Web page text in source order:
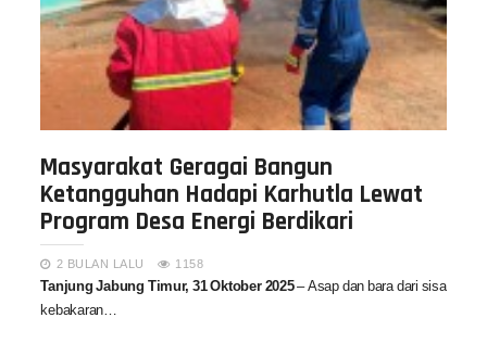
Masyarakat Geragai Bangun
Ketangguhan Hadapi Karhutla Lewat
Program Desa Energi Berdikari
2 BULAN LALU 1158
Tanjung Jabung Timur, 31 Oktober 2025– Asap dan bara dari sisa
kebakaran…